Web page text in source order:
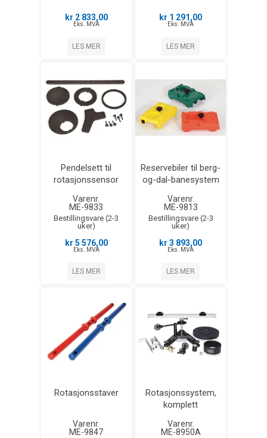
kr 2 833,00
Eks. MVA
LES MER
kr 1 291,00
Eks. MVA
LES MER
Pendelsett til
rotasjonssensor
Varenr.
ME-9833
Bestillingsvare (2-3
uker)
kr 5 576,00
Eks. MVA
LES MER
Reservebiler til berg-
og-dal-banesystem
Varenr.
ME-9813
Bestillingsvare (2-3
uker)
kr 3 893,00
Eks. MVA
LES MER
Rotasjonsstaver
Varenr.
ME-9847
Rotasjonssystem,
komplett
Varenr.
ME-8950A